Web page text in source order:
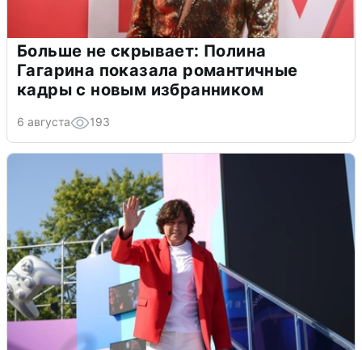
Больше не скрывает: Полина
Гагарина показала романтичные
кадры с новым избранником
6 августа 193